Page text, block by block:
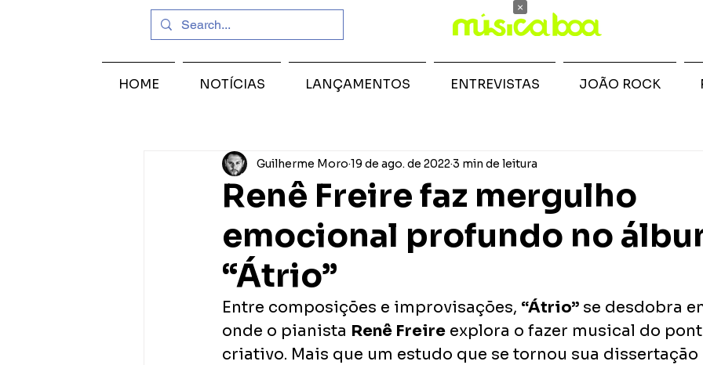
Renê Freire faz mergulho
emocional profundo no
“Átrio”
Guilherme Moro 19 de ago. de 2022 3 min de leitura
Entre composições e improvisações, “Átrio” se desdobra
onde o pianista Renê Freire explora o fazer musical do
criativo. Mais que um estudo que se tornou sua
HOME NOTÍCIAS LANÇAMENTOS ENTREVISTAS JOÃO ROCK
×